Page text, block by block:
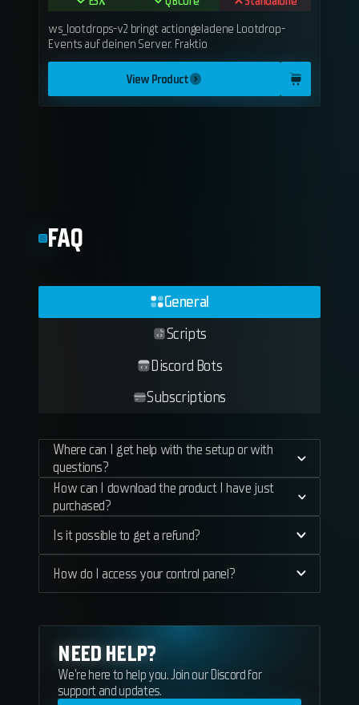
ws_lootdrops-v2 bringt actiongeladene Lootdrop-
Events auf deinen Server. Fraktio
View Product
FAQ
General
Scripts
Discord Bots
Subscriptions
Where can I get help with the setup or with
questions?
How can I download the product I have just
purchased?
Is it possible to get a refund?
How do I access your control panel?
NEED HELP?
We're here to help you. Join our Discord for
support and updates.